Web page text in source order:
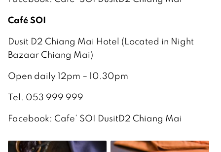
Café SOI
Dusit D2 Chiang Mai Hotel (Located in Night
Bazaar Chiang Mai)
Open daily 12pm – 10.30pm
Tel. 053 999 999
Facebook: Cafe’ SOI DusitD2 Chiang Mai